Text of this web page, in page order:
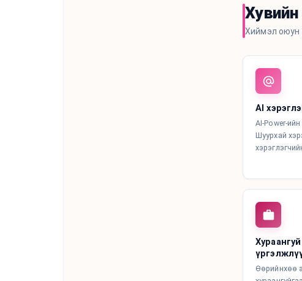
Хиймэл оюун
AI
AI-Power-
Шуурхай
Өөрийнхөө